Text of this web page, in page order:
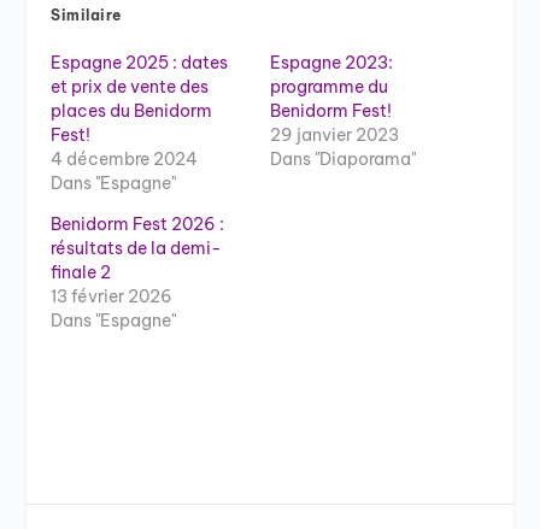
Similaire
Espagne 2025 : dates
et prix de vente des
places du Benidorm
Fest!
4 décembre 2024
Dans "Espagne"
Espagne 2023:
programme du
Benidorm Fest!
29 janvier 2023
Dans "Diaporama"
Benidorm Fest 2026 :
résultats de la demi-
finale 2
13 février 2026
Dans "Espagne"